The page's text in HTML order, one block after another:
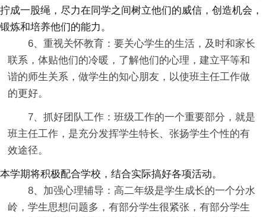
拧成一股绳，尽力在同学之间树立他们的威信，创造机会，
锻炼和培养他们的能力。
6、重视关怀教育：要关心学生的生活，及时和家长
联系，体贴他们的冷暖，了解他们的心理，建立平等和
谐的师生关系，做学生的知心朋友，以使班主任工作做
的更好。
7、抓好团队工作：班级工作的一个重要部分，就是
班主任工作，是充分发挥学生特长、张扬学生个性的有
效途径。
本学期将积极配合学校，结合实际搞好各项活动。
8、加强心理辅导：高二年级是学生成长的一个分水
岭，学生思想问题多，有部分学生很紧张，有部分学生